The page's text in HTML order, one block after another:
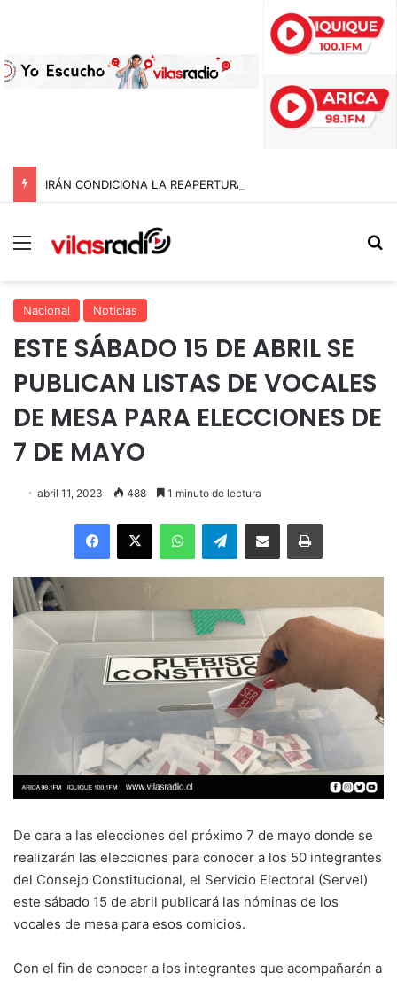
Menú
Nacional Noticias
ESTE SÁBADO 15 DE ABRIL SE
PUBLICAN LISTAS DE VOCALES
DE MESA PARA ELECCIONES DE
7 DE MAYO
abril 11, 2023 488 1 minuto de lectura
Facebook
X WhatsAppTelegramEnviar vía email Imprimir
De cara a las elecciones del próximo 7 de mayo donde se
realizarán las elecciones para conocer a los 50 integrantes
del Consejo Constitucional, el Servicio Electoral (Servel)
este sábado 15 de abril publicará las nóminas de los
vocales de mesa para esos comicios.
Con el fin de conocer a los integrantes que acompañarán a